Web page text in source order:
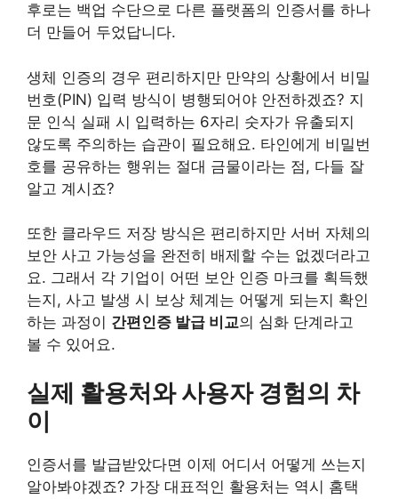
후로는 백업 수단으로 다른 플랫폼의 인증서를 하나
더 만들어 두었답니다.
생체 인증의 경우 편리하지만 만약의 상황에서 비밀
번호(PIN) 입력 방식이 병행되어야 안전하겠죠? 지
문 인식 실패 시 입력하는 6자리 숫자가 유출되지
않도록 주의하는 습관이 필요해요. 타인에게 비밀번
호를 공유하는 행위는 절대 금물이라는 점, 다들 잘
알고 계시죠?
또한 클라우드 저장 방식은 편리하지만 서버 자체의
보안 사고 가능성을 완전히 배제할 수는 없겠더라고
요. 그래서 각 기업이 어떤 보안 인증 마크를 획득했
는지, 사고 발생 시 보상 체계는 어떻게 되는지 확인
하는 과정이 간편인증 발급 비교의 심화 단계라고
볼 수 있어요.
실제 활용처와 사용자 경험의 차
이
인증서를 발급받았다면 이제 어디서 어떻게 쓰는지
알아봐야겠죠? 가장 대표적인 활용처는 역시 홈택